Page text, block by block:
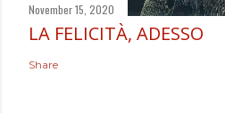
November 15, 2020
LA FELICITÀ, ADESSO
Share